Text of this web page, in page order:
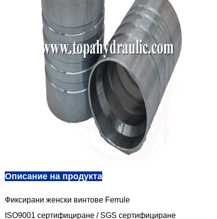
Описание на продукта
Фиксирани женски винтове Ferrule
ISO9001 сертифициране / SGS сертифициране